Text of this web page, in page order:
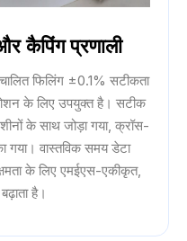
कैपिंग प्रणाली
फिलिंग ±0.1% सटीकता
के लिए उपयुक्त है। सटीक
के साथ जोड़ा गया, क्रॉस-
गया। वास्तविक समय डेटा
के लिए एमईएस-एकीकृत,
है।